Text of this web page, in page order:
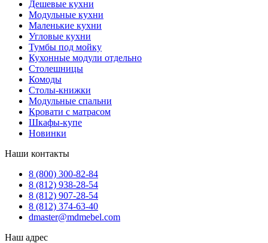
Дешевые кухни
Модульные кухни
Маленькие кухни
Угловые кухни
Тумбы под мойку
Кухонные модули отдельно
Столешницы
Комоды
Столы-книжки
Модульные спальни
Кровати с матрасом
Шкафы-купе
Новинки
Наши контакты
8 (800) 300-82-84
8 (812) 938-28-54
8 (812) 907-28-54
8 (812) 374-63-40
dmaster@mdmebel.com
Наш адрес